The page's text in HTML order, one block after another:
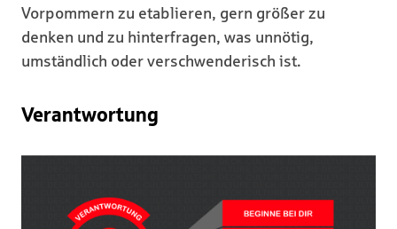
Vorpommern zu etablieren, gern größer zu
denken und zu hinterfragen, was unnötig,
umständlich oder verschwenderisch ist.
Verantwortung